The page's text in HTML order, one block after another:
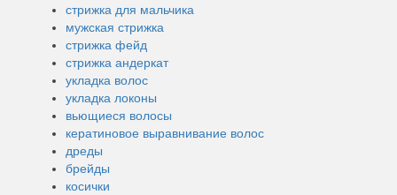
стрижка для мальчика
мужская стрижка
стрижка фейд
стрижка андеркат
укладка волос
укладка локоны
вьющиеся волосы
кератиновое выравнивание волос
дреды
брейды
косички